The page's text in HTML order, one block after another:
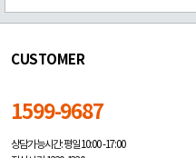
CUSTOMER
1599-9687
상담가능시간: 평일10:00 -17:00